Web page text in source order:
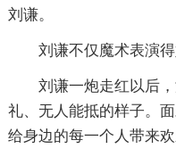
刘谦。
刘谦不仅魔术表演得
刘谦一炮走红以后
礼、无人能抵的样子。
给身边的每一个人带来欢